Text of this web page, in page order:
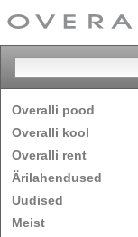
Overalli pood
Overalli kool
Overalli rent
Ärilahendused
Uudised
Meist